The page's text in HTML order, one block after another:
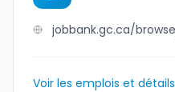
Voir les emplois et détails